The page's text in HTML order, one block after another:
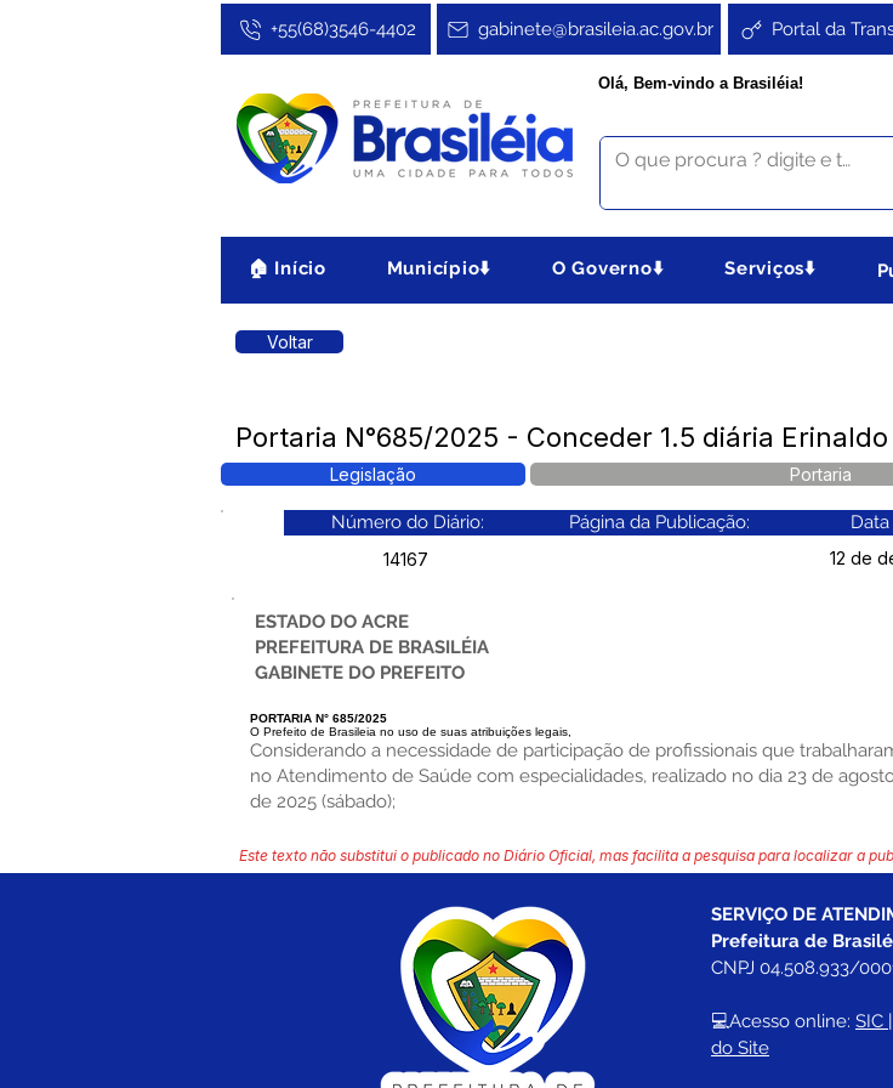
Portal da
gabinete@brasileia.ac.gov.br
+55(68)3546-4402
Olá, Bem-vindo a Brasiléia!
🏠 Início Município⬇️ O Governo⬇️ Serviços⬇️
Voltar
Portaria N°685/2025 - Conceder 1.5 diária
Legislação Portaria
Número do Diário: Página da Publicação:
14167 12 de
ESTADO DO ACRE
PREFEITURA DE BRASILÉIA
GABINETE DO PREFEITO
PORTARIA N° 685/2025
O Prefeito de Brasileia no uso de suas atribuições legais,
Considerando a necessidade de participação de profissionais que
no Atendimento de Saúde com especialidades, realizado no dia 23 de
de 2025 (sábado);
Este texto não substitui o publicado no Diário Oficial, mas facilita a pesquisa para localizar a
SERVIÇO DE
Prefeitura de
CNPJ 04.508.933/
💻Acesso online: SIC |
do Site